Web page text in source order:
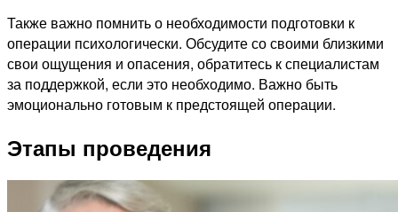
Также важно помнить о необходимости подготовки к
операции психологически. Обсудите со своими близкими
свои ощущения и опасения, обратитесь к специалистам
за поддержкой, если это необходимо. Важно быть
эмоционально готовым к предстоящей операции.
Этапы проведения